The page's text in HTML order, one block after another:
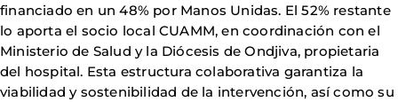
financiado en un 48% por Manos Unidas. El 52% restante
lo aporta el socio local CUAMM, en coordinación con el
Ministerio de Salud y la Diócesis de Ondjiva, propietaria
del hospital. Esta estructura colaborativa garantiza la
viabilidad y sostenibilidad de la intervención, así como su